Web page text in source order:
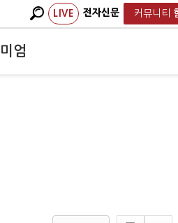
LIVE 전자신문 커뮤니티
엄